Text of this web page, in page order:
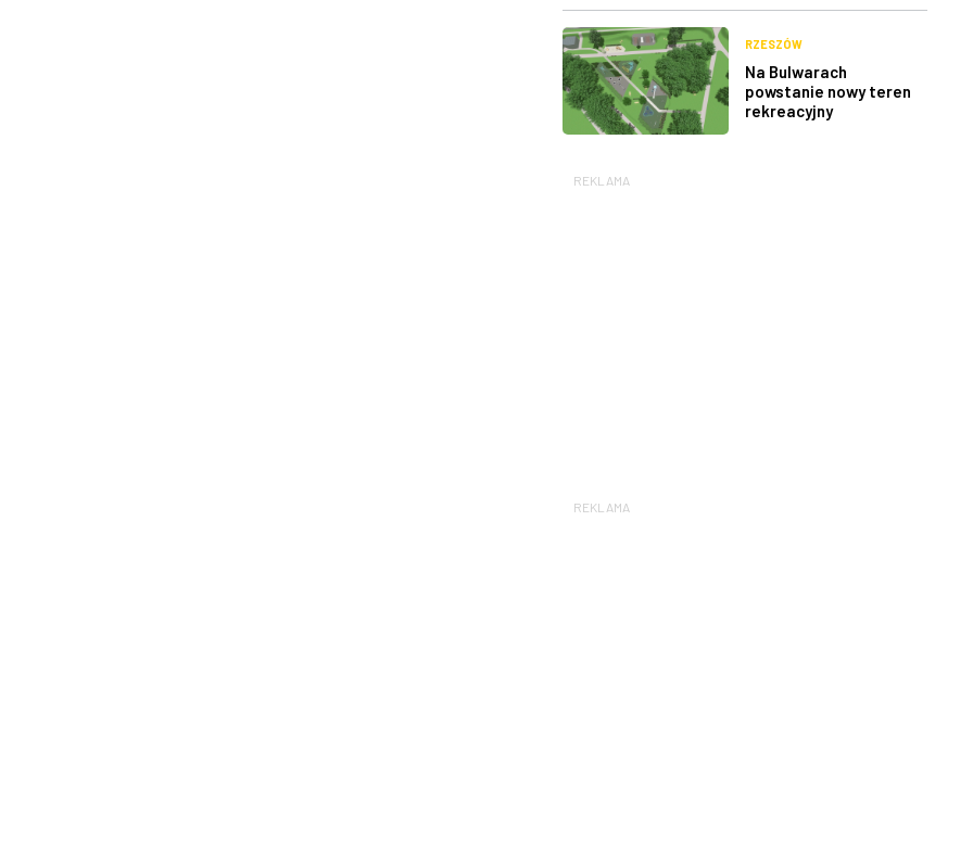
RZESZÓW
Na Bulwarach
powstanie nowy teren
rekreacyjny
REKLAMA
REKLAMA